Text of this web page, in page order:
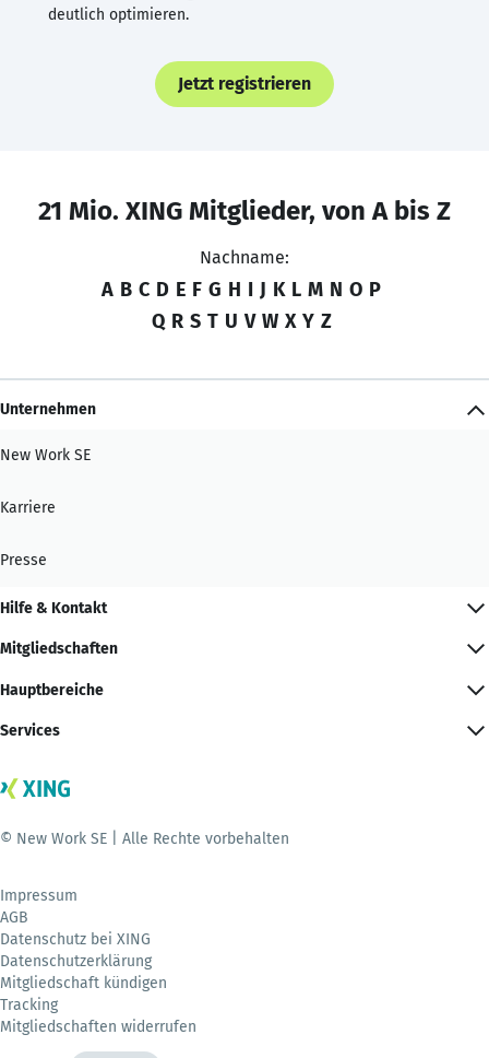
deutlich optimieren.
Jetzt registrieren
21 Mio. XING Mitglieder, von A bis Z
Nachname:
A B C D E F G H I J K L M N O P
Q R S T U V W X Y Z
Unternehmen
New Work SE
Karriere
Presse
Hilfe & Kontakt
Mitgliedschaften
Hauptbereiche
Services
© New Work SE | Alle Rechte vorbehalten
Impressum
AGB
Datenschutz bei XING
Datenschutzerklärung
Mitgliedschaft kündigen
Tracking
Mitgliedschaften widerrufen